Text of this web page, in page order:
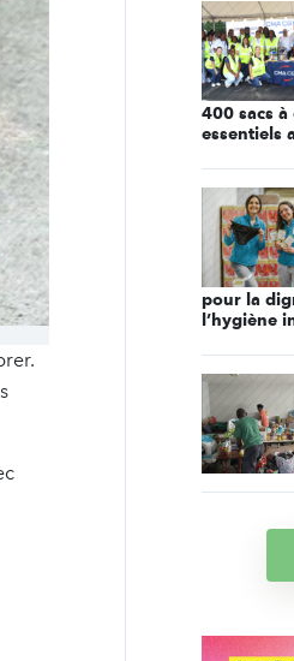
400 sacs
essentiels
pour la
l’hygiène